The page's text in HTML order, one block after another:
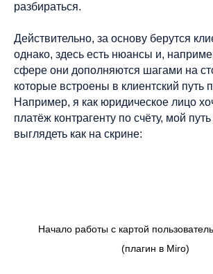
разбираться.
Действительно, за основу берутся
однако, здесь есть нюансы и,
сфере они дополняются шагами на
которые встроены в клиентский путь
Например, я как юридическое лицо
платёж контрагенту по счёту, мой путь
выглядеть как на скрине:
Начало работы с картой
(плагин в Miro)